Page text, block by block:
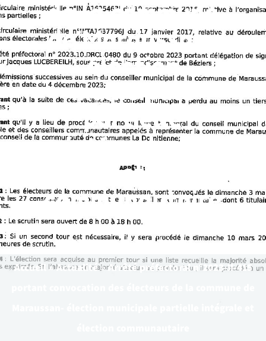
de la commune
de Maraussan-
élection
municipale
partielle
intégrale et
élection
communautaire
Accueil »Actualité»Arrêté préfectoral n°2023-II-415